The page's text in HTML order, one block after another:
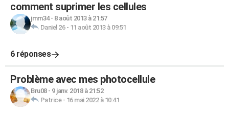
comment suprimer les cellules
jmm34- 8 août 2013 à 21:57
Daniel 26- 11 août 2013 à 09:51
6 réponses
Problème avec mes photocellule
Bru08- 9 janv. 2018 à 21:52
Patrice- 16 mai 2022 à 10:41